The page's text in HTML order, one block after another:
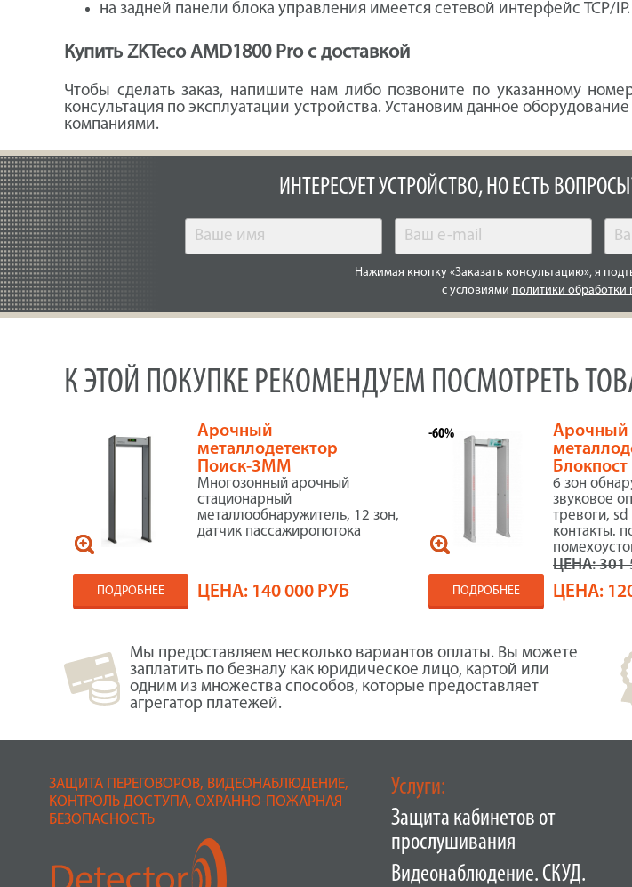
на задней панели блока управления имеется сетевой интерфейс TCP/IP.
Купить ZKTeco AMD1800 Pro с доставкой
Чтобы сделать заказ, напишите нам либо позвоните по указанному
консультация по эксплуатации устройства. Установим данное
компаниями.
ИНТЕРЕСУЕТ УСТРОЙСТВО, НО ЕСТЬ
Нажимая кнопку «Заказать консультацию», я
с условиями политики обработки
К ЭТОЙ ПОКУПКЕ РЕКОМЕНДУЕМ ПОСМОТРЕТЬ
Арочный
металлодетектор
Поиск-3ММ
Многозонный арочный
стационарный
металлообнаружитель, 12 зон,
датчик пассажиропотока
ПОДРОБНЕЕ ЦЕНА: 140 000 РУБ
Арочный
Блокпост
6 зон
звуковое
тревоги, sd
контакты.
-60%
ПОДРОБНЕЕ
ЦЕНА:301
ЦЕНА:
Мы предоставляем несколько вариантов оплаты. Вы можете
заплатить по безналу как юридическое лицо, картой или
одним из множества способов, которые предоставляет
агрегатор платежей.
ЗАЩИТА ПЕРЕГОВОРОВ, ВИДЕОНАБЛЮДЕНИЕ,
КОНТРОЛЬ ДОСТУПА, ОХРАННО-ПОЖАРНАЯ
БЕЗОПАСНОСТЬ
Услуги:
Защита кабинетов от
прослушивания
Видеонаблюдение. СКУД.